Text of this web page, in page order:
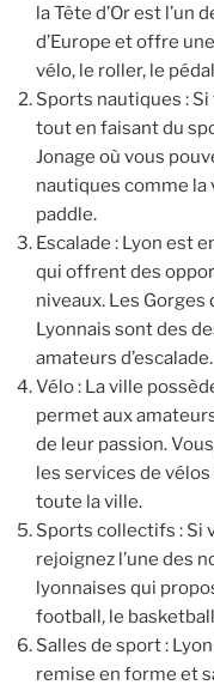
la Tête d’Or est l’un
d’Europe et offre
vélo, le roller, le
Sports nautiques :
tout en faisant du
Jonage où vous
nautiques comme la
paddle.
Escalade : Lyon est
qui offrent des
niveaux. Les Gorges
Lyonnais sont des
amateurs d’escalade.
Vélo : La ville
permet aux
de leur passion.
les services de
toute la ville.
Sports collectifs : Si
rejoignez l’une des
lyonnaises qui
football, le
Salles de sport :
remise en forme et